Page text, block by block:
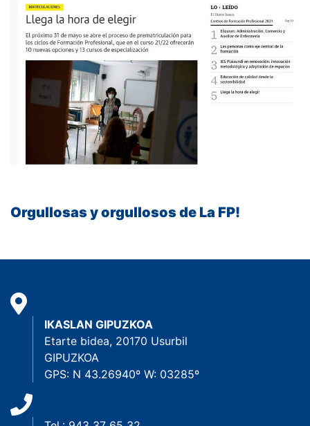
Orgullosas y orgullosos de La FP!
IKASLAN GIPUZKOA
Etarte bidea, 20170 Usurbil
GIPUZKOA
GPS: N 43.26940º W: 03285º